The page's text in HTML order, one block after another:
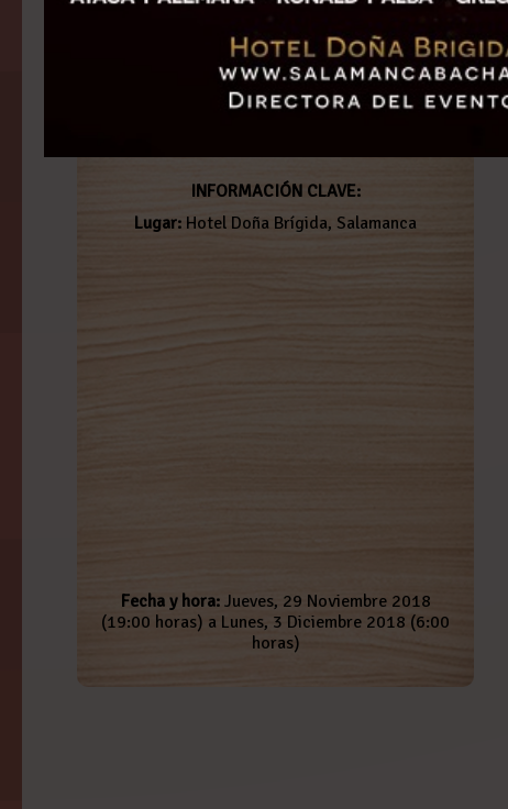
INFORMACIÓN CLAVE:
Lugar: Hotel Doña Brígida, Salamanca
Fecha y hora:Jueves, 29 Noviembre 2018
(19:00 horas) a Lunes, 3 Diciembre 2018 (6:00
horas)